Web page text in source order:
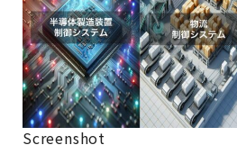
Screenshot